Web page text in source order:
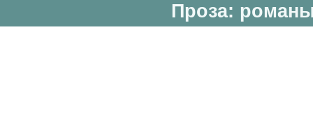
Проза: